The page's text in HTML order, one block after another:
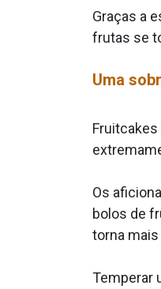
Graças a
frutas se
Uma
Os
bolos de
torna mais
Temperar